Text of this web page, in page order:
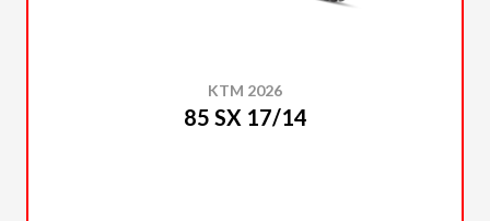
KTM 2026
85 SX 17/14